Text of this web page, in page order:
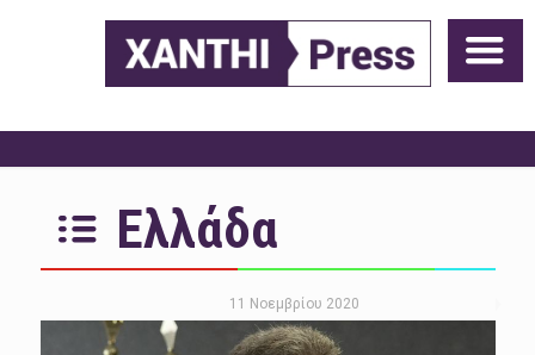
Ελλάδα
11 Νοεμβρίου 2020